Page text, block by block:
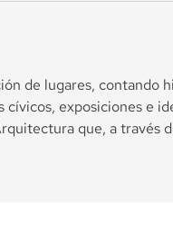
de lugares, contando
exposiciones e
que, a través